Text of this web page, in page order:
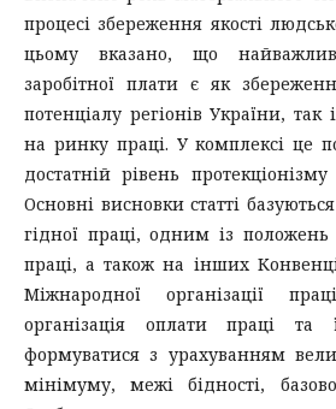
процесі збереження якості
цьому вказано, що
заробітної плати є як
потенціалу регіонів України,
на ринку праці. У комплексі це
достатній рівень
Основні висновки статті
гідної праці, одним із положень
праці, а також на інших
Міжнародної організації
організація оплати праці та
формуватися з урахуванням
мінімуму, межі бідності,